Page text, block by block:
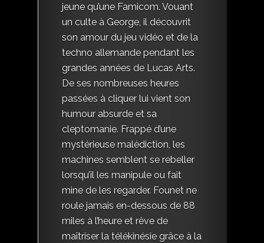
jeune qu’une Famicom. Vouant
un culte à George, il découvrit
son amour du jeu vidéo et de la
techno allemande pendant les
grandes années de Lucas Arts.
De ses nombreuses heures
passées à cliquer lui vient son
humour absurde et sa
cleptomanie. Frappé d’une
mystérieuse malédiction, les
machines semblent se rebeller
lorsqu’il les manipule ou fait
mine de les regarder. Founet ne
roule jamais en-dessous de 88
miles à l’heure et rêve de
maîtriser la télékinésie grâce à la